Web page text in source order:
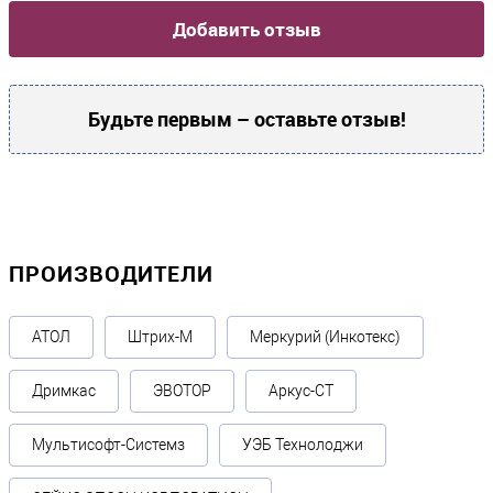
Рабочая температура °C
10°С ~ 40°С
36
Добавить отзыв
Будьте первым – оставьте отзыв!
ПРОИЗВОДИТЕЛИ
АТОЛ Штрих-М Меркурий (Инкотекс)
Дримкас ЭВОТОР Аркус-СТ
Мультисофт-Системз УЭБ Технолоджи